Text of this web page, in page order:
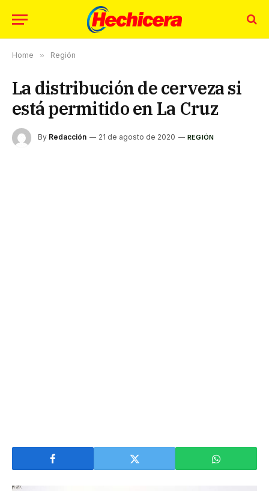
Home » Región
La distribución de cerveza si
está permitido en La Cruz
By Redacción 21 de agosto de 2020 REGIÓN